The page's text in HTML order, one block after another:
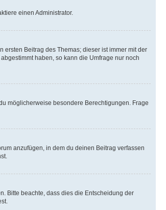
einen Administrator.
Beitrag des Themas; dieser ist immer mit der
haben, so kann die Umfrage nur noch
möglicherweise besondere Berechtigungen. Frage
anzufügen, in dem du deinen Beitrag verfassen
Bitte beachte, dass dies die Entscheidung der